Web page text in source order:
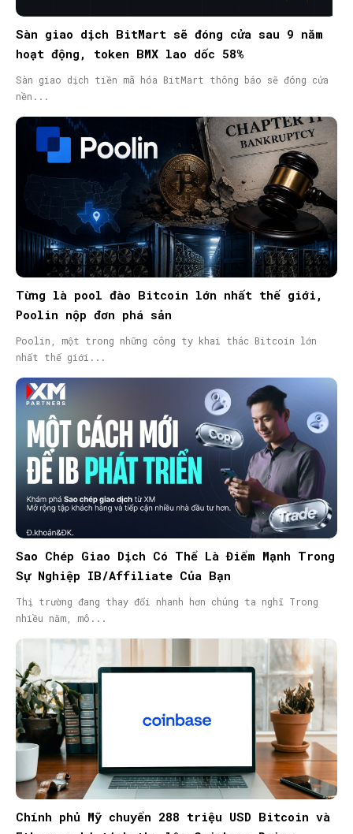
Sàn giao dịch BitMart sẽ đóng cửa sau 9 năm
hoạt động, token BMX lao dốc 58%
Sàn giao dịch tiền mã hóa BitMart thông báo sẽ đóng cửa
nền...
Từng là pool đào Bitcoin lớn nhất thế giới,
Poolin nộp đơn phá sản
Poolin, một trong những công ty khai thác Bitcoin lớn
nhất thế giới...
Sao Chép Giao Dịch Có Thể Là Điểm Mạnh Trong
Sự Nghiệp IB/Affiliate Của Bạn
Thị trường đang thay đổi nhanh hơn chúng ta nghĩ Trong
nhiều năm, mô...
Chính phủ Mỹ chuyển 288 triệu USD Bitcoin và